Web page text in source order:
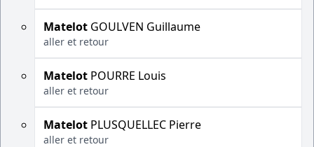
Matelot GOULVEN Guillaume
aller et retour
Matelot POURRE Louis
aller et retour
Matelot PLUSQUELLEC Pierre
aller et retour